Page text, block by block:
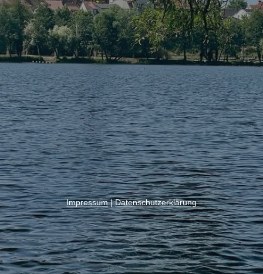
Impressum|Datenschutzerklärung